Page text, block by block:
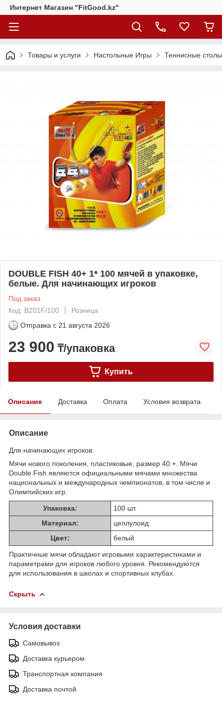
Интернет Магазин "FitGood.kz"
Товары и услуги Настольные Игры Теннисные
DOUBLE FISH 40+ 1* 100 мячей в упаковке,
белые. Для начинающих игроков
Под заказ
Код: B201F/100
Розница
Отправка с 21 августа 2026
23 900 ₸/упаковка
Купить
Описание Доставка Оплата Условия возврата
Описание
Для начинающих игроков.
Мячи нового поколения, пластиковые, размер 40 +. Мячи
Double Fish являются официальными мячами множества
национальных и международных чемпионатов, в том числе и
Олимпийских игр.
Упаковка:
100 шт.
Материал:
целлулоид
Цвет:
белый
Практичные мячи обладают игровыми характеристиками и
параметрами для игроков любого уровня. Рекомендуются
для использования в школах и спортивных клубах.
Скрыть
Условия доставки
Самовывоз
Доставка курьером
Транспортная компания
Доставка почтой